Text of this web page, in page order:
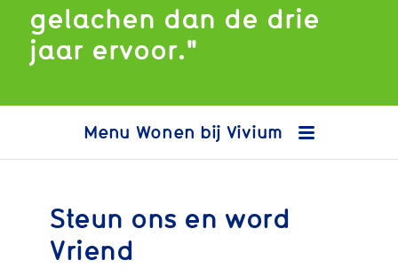
gelachen dan de drie
jaar ervoor."
Wonen bij Vivium
Locaties Zorgeloos
wonen
Steun ons en word
Vriend